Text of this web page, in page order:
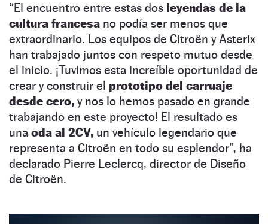
“El encuentro entre estas dos leyendas de la
cultura francesa no podía ser menos que
extraordinario. Los equipos de Citroën y Asterix
han trabajado juntos con respeto mutuo desde
el inicio. ¡Tuvimos esta increíble oportunidad de
crear y construir el prototipo del carruaje
desde cero, y nos lo hemos pasado en grande
trabajando en este proyecto! El resultado es
una oda al 2CV, un vehículo legendario que
representa a Citroën en todo su esplendor”, ha
declarado Pierre Leclercq, director de Diseño
de Citroën.